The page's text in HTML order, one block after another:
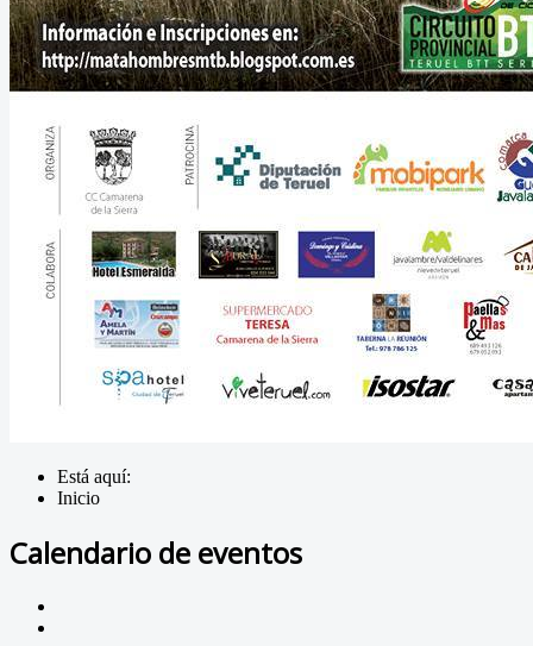
Está aquí:
Inicio
Calendario de eventos